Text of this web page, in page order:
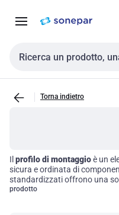
navigazione alla
Cerca input
Torna indietro
Il profilo di montaggioè un
sicura e ordinata di
standardizzati offrono una
allineamento e accessibilità,
prodotto